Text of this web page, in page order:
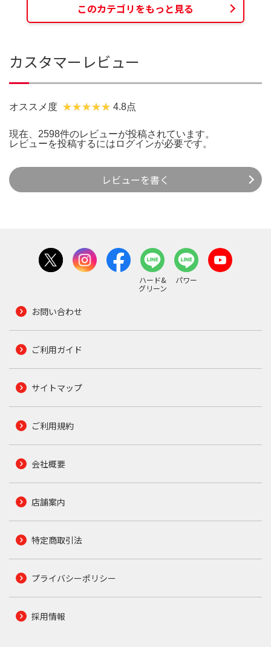
このカテゴリをもっと見る
カスタマーレビュー
オススメ度 4.8点
現在、2598件のレビューが投稿されています。
レビューを投稿するには ログインが必要です。
レビューを書く
ハード&
グリーン
パワー
お問い合わせ
ご利用ガイド
サイトマップ
ご利用規約
会社概要
店舗案内
特定商取引法
プライバシーポリシー
採用情報